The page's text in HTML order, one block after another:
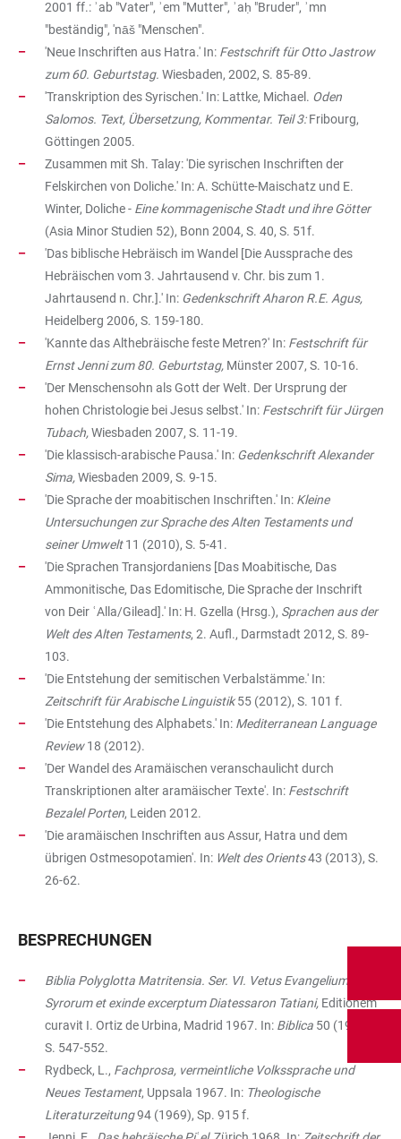
2001 ff.: ʾab "Vater", ʾem "Mutter", ʾaḥ "Bruder", ʾmn
"beständig", 'nāš "Menschen".
'Neue Inschriften aus Hatra.' In: Festschrift für Otto Jastrow
zum 60. Geburtstag. Wiesbaden, 2002, S. 85-89.
'Transkription des Syrischen.' In: Lattke, Michael. Oden
Salomos. Text, Übersetzung, Kommentar. Teil 3:Fribourg,
Göttingen 2005.
Zusammen mit Sh. Talay: 'Die syrischen Inschriften der
Felskirchen von Doliche.' In: A. Schütte-Maischatz und E.
Winter, Doliche - Eine kommagenische Stadt und ihre Götter
(Asia Minor Studien 52), Bonn 2004, S. 40, S. 51f.
'Das biblische Hebräisch im Wandel [Die Aussprache des
Hebräischen vom 3. Jahrtausend v. Chr. bis zum 1.
Jahrtausend n. Chr.].' In: Gedenkschrift Aharon R.E. Agus,
Heidelberg 2006, S. 159-180.
'Kannte das Althebräische feste Metren?' In: Festschrift für
Ernst Jenni zum 80. Geburtstag, Münster 2007, S. 10-16.
'Der Menschensohn als Gott der Welt. Der Ursprung der
hohen Christologie bei Jesus selbst.' In: Festschrift für Jürgen
Tubach,Wiesbaden 2007, S. 11-19.
'Die klassisch-arabische Pausa.' In: Gedenkschrift Alexander
Sima,Wiesbaden 2009, S. 9-15.
'Die Sprache der moabitischen Inschriften.' In: Kleine
Untersuchungen zur Sprache des Alten Testaments und
seiner Umwelt11 (2010), S. 5-41.
'Die Sprachen Transjordaniens [Das Moabitische, Das
Ammonitische, Das Edomitische, Die Sprache der Inschrift
von Deir ʿAlla/Gilead].' In: H. Gzella (Hrsg.), Sprachen aus der
Welt des Alten Testaments, 2. Aufl., Darmstadt 2012, S. 89-
103.
'Die Entstehung der semitischen Verbalstämme.' In:
Zeitschrift für Arabische Linguistik55 (2012), S. 101 f.
'Die Entstehung des Alphabets.' In: Mediterranean Language
Review18 (2012).
'Der Wandel des Aramäischen veranschaulicht durch
Transkriptionen alter aramäischer Texte'. In: Festschrift
Bezalel Porten, Leiden 2012.
'Die aramäischen Inschriften aus Assur, Hatra und dem
übrigen Ostmesopotamien'. In: Welt des Orients43 (2013), S.
26-62.
BESPRECHUNGEN
Biblia Polyglotta Matritensia. Ser. VI. Vetus Evangelium
Syrorum et exinde excerptum Diatessaron Tatiani, Editionem
curavit I. Ortiz de Urbina, Madrid 1967. In: Biblica 50 (1969),
S. 547-552.
Rydbeck, L., Fachprosa, vermeintliche Volkssprache und
Neues Testament, Uppsala 1967. In: Theologische
Literaturzeitung94 (1969), Sp. 915 f.